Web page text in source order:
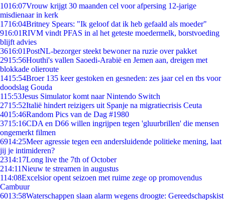
1016:07Vrouw krijgt 30 maanden cel voor afpersing 12-jarige
misdienaar in kerk
1716:04Britney Spears: "Ik geloof dat ik heb gefaald als moeder"
916:01RIVM vindt PFAS in al het geteste moedermelk, borstvoeding
blijft advies
3616:01PostNL-bezorger steekt bewoner na ruzie over pakket
2915:56Houthi's vallen Saoedi-Arabië en Jemen aan, dreigen met
blokkade olieroute
1415:54Broer 135 keer gestoken en gesneden: zes jaar cel en tbs voor
doodslag Gouda
115:53Jesus Simulator komt naar Nintendo Switch
2715:52Italië hindert reizigers uit Spanje na migratiecrisis Ceuta
4015:46Random Pics van de Dag #1980
3715:16CDA en D66 willen ingrijpen tegen 'gluurbrillen' die mensen
ongemerkt filmen
6914:25Meer agressie tegen een andersluidende politieke mening, laat
jij je intimideren?
2314:17Long live the 7th of October
214:11Nieuw te streamen in augustus
114:08Excelsior opent seizoen met ruime zege op promovendus
Cambuur
6013:58Waterschappen slaan alarm wegens droogte: Gereedschapskist